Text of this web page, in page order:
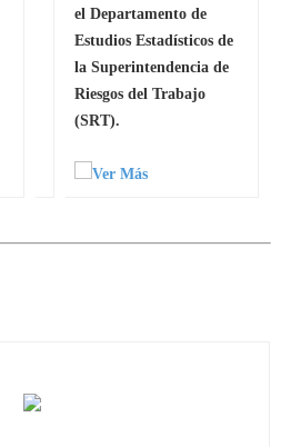
el Departamento de
Estudios Estadísticos de
la Superintendencia de
Riesgos del Trabajo
(SRT).